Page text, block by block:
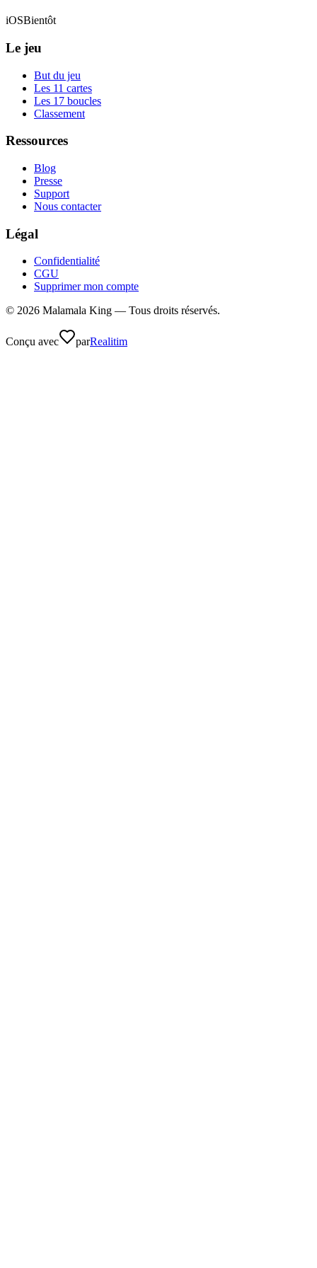
iOSBientôt
Le jeu
But du jeu
Les 11 cartes
Les 17 boucles
Classement
Ressources
Blog
Presse
Support
Nous contacter
Légal
Confidentialité
CGU
Supprimer mon compte
© 2026 Malamala King — Tous droits réservés.
Conçu avec parRealitim